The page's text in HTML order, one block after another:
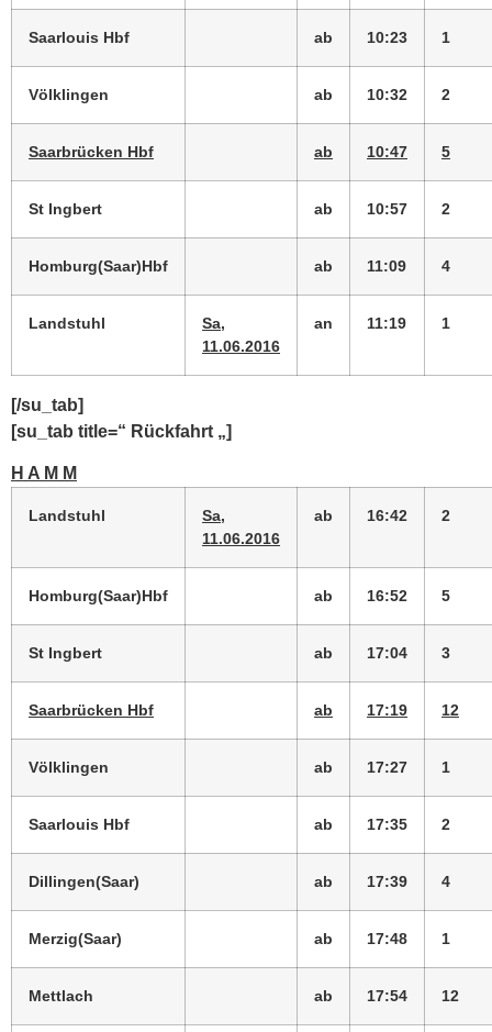
Saarlouis Hbf ab 10:23 1
Völklingen ab 10:32 2
Saarbrücken Hbf ab 10:47 5
St Ingbert ab 10:57 2
Homburg(Saar)Hbf ab 11:09 4
Landstuhl
Sa,
11.06.2016
an 11:19 1
[/su_tab]
[su_tab title=“ Rückfahrt „]
H A M M
Landstuhl
Sa,
11.06.2016
ab 16:42 2
Homburg(Saar)Hbf ab 16:52 5
St Ingbert ab 17:04 3
Saarbrücken Hbf ab 17:19 12
Völklingen ab 17:27 1
Saarlouis Hbf ab 17:35 2
Dillingen(Saar) ab 17:39 4
Merzig(Saar) ab 17:48 1
Mettlach ab 17:54 12